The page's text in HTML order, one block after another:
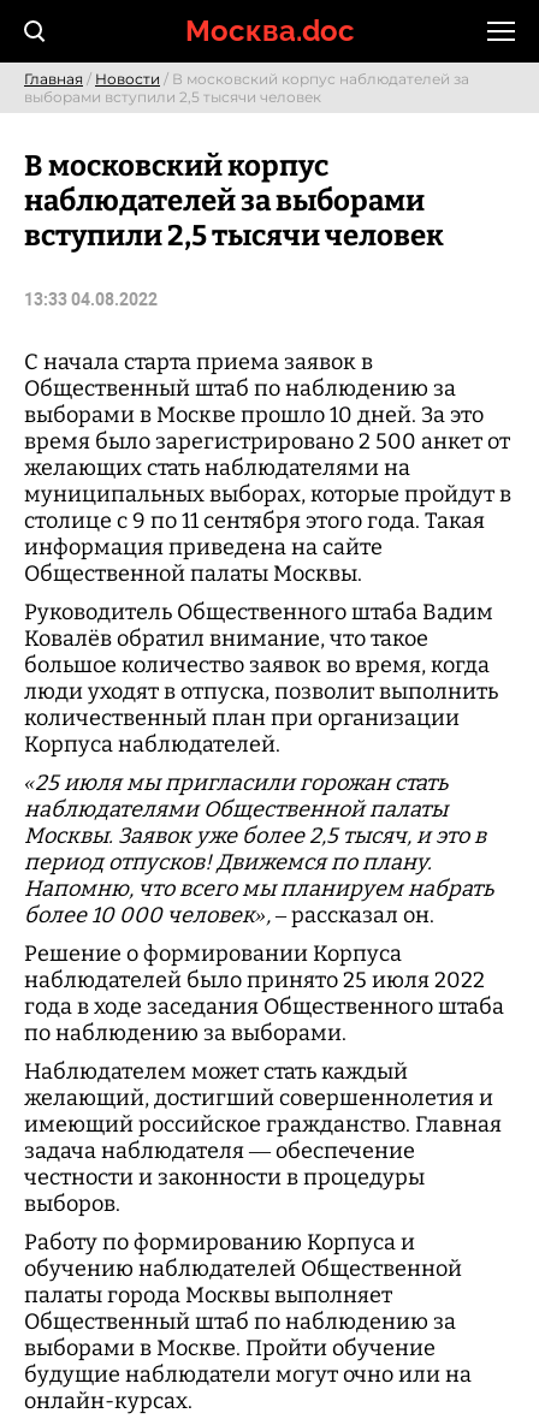
Москва.doc
Главная / Новости / В московский корпус наблюдателей за
выборами вступили 2,5 тысячи человек
В московский корпус
наблюдателей за выборами
вступили 2,5 тысячи человек
13:33 04.08.2022
С начала старта приема заявок в
Общественный штаб по наблюдению за
выборами в Москве прошло 10 дней. За это
время было зарегистрировано 2 500 анкет от
желающих стать наблюдателями на
муниципальных выборах, которые пройдут в
столице с 9 по 11 сентября этого года. Такая
информация приведена на сайте
Общественной палаты Москвы.
Руководитель Общественного штаба Вадим
Ковалёв обратил внимание, что такое
большое количество заявок во время, когда
люди уходят в отпуска, позволит выполнить
количественный план при организации
Корпуса наблюдателей.
«25 июля мы пригласили горожан стать
наблюдателями Общественной палаты
Москвы. Заявок уже более 2,5 тысяч, и это в
период отпусков! Движемся по плану.
Напомню, что всего мы планируем набрать
более 10 000 человек»,– рассказал он.
Решение о формировании Корпуса
наблюдателей было принято 25 июля 2022
года в ходе заседания Общественного штаба
по наблюдению за выборами.
Наблюдателем может стать каждый
желающий, достигший совершеннолетия и
имеющий российское гражданство. Главная
задача наблюдателя — обеспечение
честности и законности в процедуры
выборов.
Работу по формированию Корпуса и
обучению наблюдателей Общественной
палаты города Москвы выполняет
Общественный штаб по наблюдению за
выборами в Москве. Пройти обучение
будущие наблюдатели могут очно или на
онлайн-курсах.